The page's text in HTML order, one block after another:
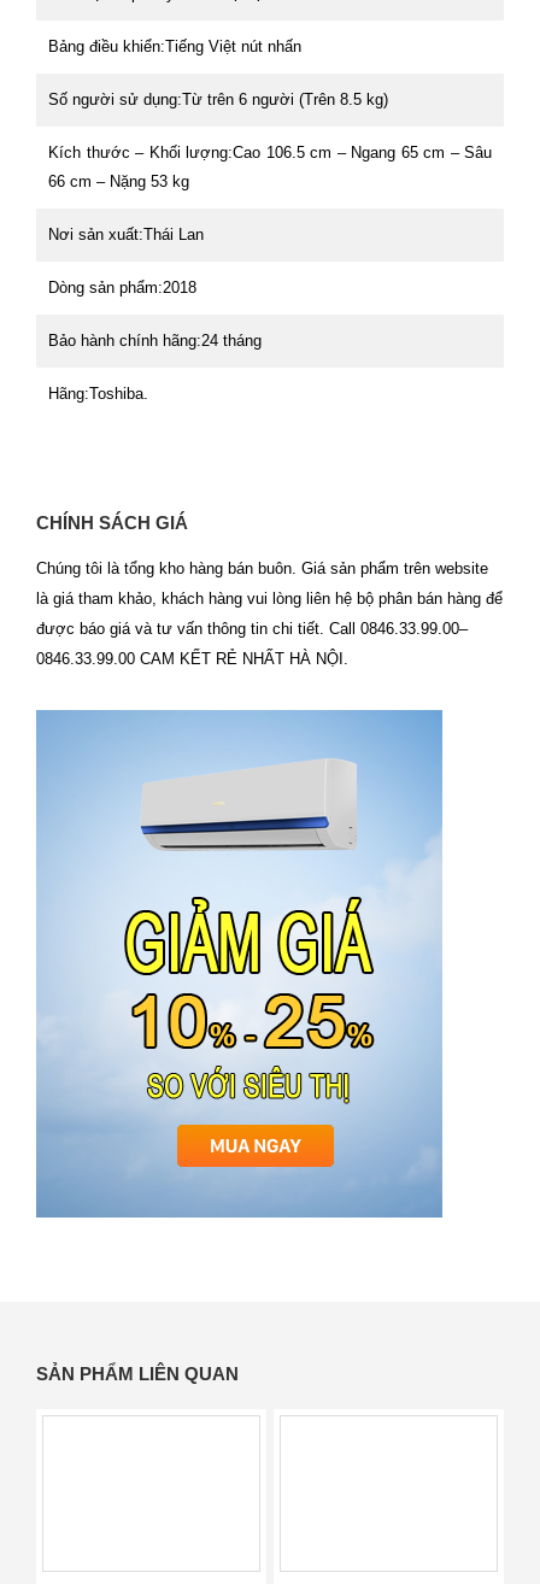
Bảng điều khiển:Tiếng Việt nút nhấn
Số người sử dụng:Từ trên 6 người (Trên 8.5 kg)
Kích thước – Khối lượng:Cao 106.5 cm – Ngang 65 cm – Sâu
66 cm – Nặng 53 kg
Nơi sản xuất:Thái Lan
Dòng sản phẩm:2018
Bảo hành chính hãng:24 tháng
Hãng:Toshiba.
CHÍNH SÁCH GIÁ
Chúng tôi là tổng kho hàng bán buôn. Giá sản phẩm trên website
là giá tham khảo, khách hàng vui lòng liên hệ bộ phân bán hàng để
được báo giá và tư vấn thông tin chi tiết. Call 0846.33.99.00–
0846.33.99.00 CAM KẾT RẺ NHẤT HÀ NỘI.
SẢN PHẨM LIÊN QUAN